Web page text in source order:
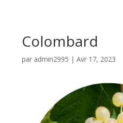
Colombard
par admin2995 | Avr 17, 2023